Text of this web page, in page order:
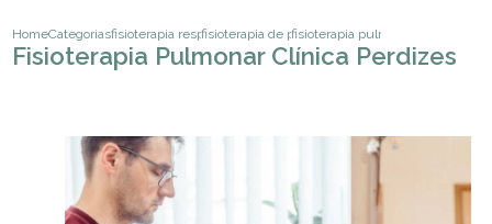
HomeCategoriasfisioterapia respiratoriafisioterapia de pulmaofisioterapia pulmonar clinica
Fisioterapia Pulmonar Clínica Perdizes